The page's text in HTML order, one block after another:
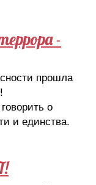
-
прошла
о
и единства.